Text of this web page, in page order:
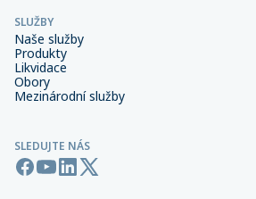
SLUŽBY
Naše služby
Produkty
Likvidace
Obory
Mezinárodní služby
SLEDUJTE NÁS